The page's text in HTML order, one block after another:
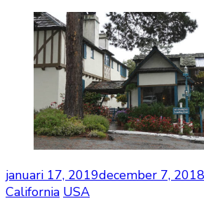
januari 17, 2019december 7, 2018
California USA